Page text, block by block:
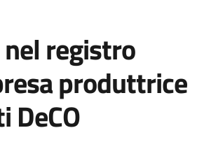
registro
produttrice
DeCO